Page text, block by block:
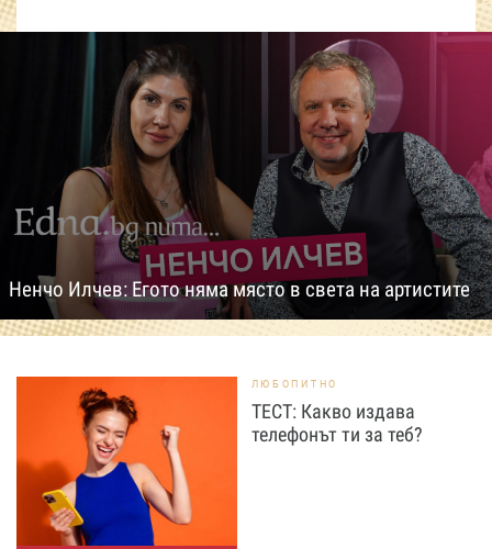
Ненчо Илчев: Егото няма място в света на артистите
ЛЮБОПИТНО
ТЕСТ: Какво издава
телефонът ти за теб?